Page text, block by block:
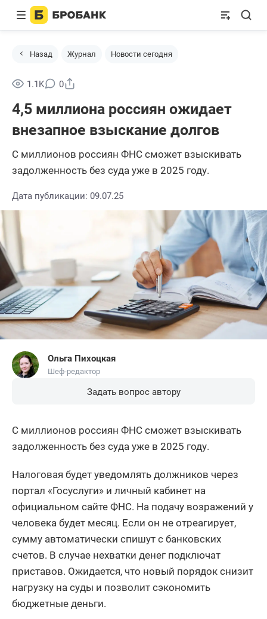
Назад Журнал Новости сегодня
1.1K 0
4,5 миллиона россиян ожидает
внезапное взыскание долгов
С миллионов россиян ФНС сможет взыскивать
задолженность без суда уже в 2025 году.
Дата публикации: 09.07.25
Ольга Пихоцкая
Шеф-редактор
Задать вопрос автору
С миллионов россиян ФНС сможет взыскивать
задолженность без суда уже в 2025 году.
Налоговая будет уведомлять должников через
портал «Госуслуги» и личный кабинет на
официальном сайте ФНС. На подачу возражений у
человека будет месяц. Если он не отреагирует,
сумму автоматически спишут с банковских
счетов. В случае нехватки денег подключат
приставов. Ожидается, что новый порядок снизит
нагрузку на суды и позволит сэкономить
бюджетные деньги.